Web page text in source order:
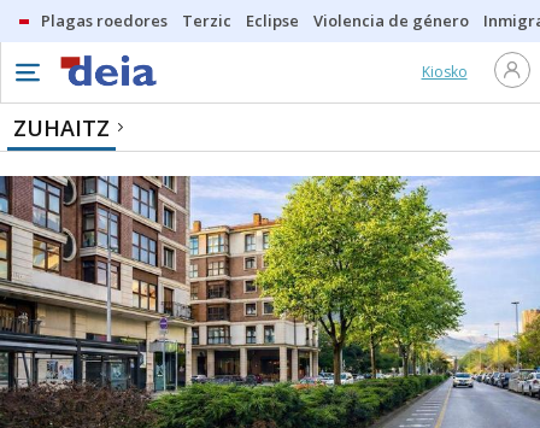
Plagas roedores Terzic Eclipse Violencia de género
Kiosko
ZUHAITZ